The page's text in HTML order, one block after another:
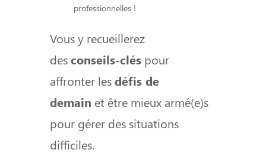
professionnelles !
Vous y recueillerez
desconseils-clés pour
affronter lesdéfis de
demain et être mieux armé(e)s
pour gérer des situations
difficiles.